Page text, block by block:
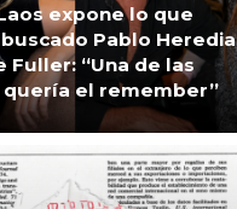
expone lo que
Pablo Heredia
Fuller: “Una de las
el remember”